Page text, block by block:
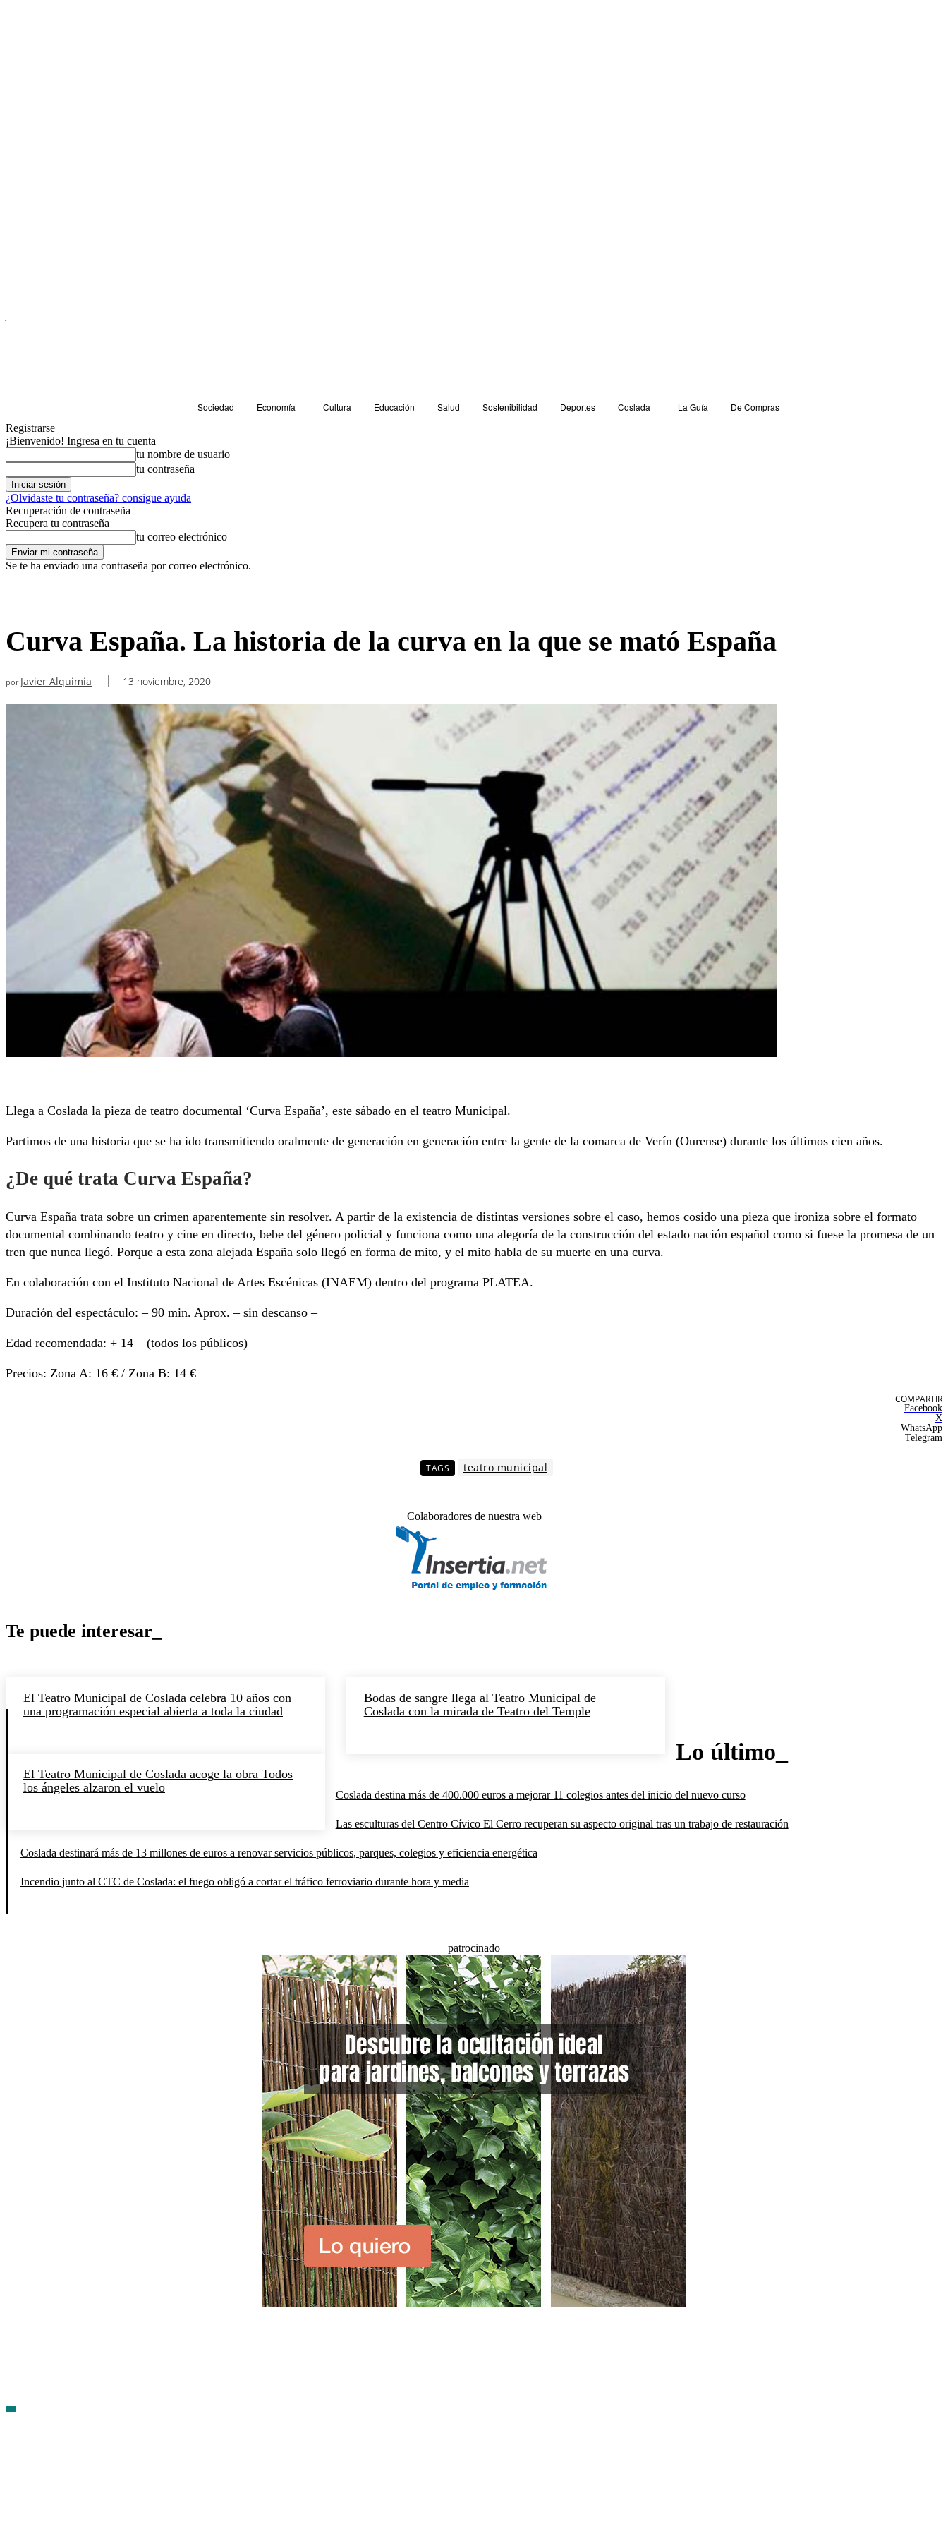
Sociedad Economía Cultura Educación Salud Sostenibilidad Deportes Coslada La Guía
De Compras
Registrarse
¡Bienvenido! Ingresa en tu cuenta
tu nombre de usuario
tu contraseña
¿Olvidaste tu contraseña? consigue ayuda
Recuperación de contraseña
Recupera tu contraseña
tu correo electrónico
Se te ha enviado una contraseña por correo electrónico.
Curva España. La historia de la curva en la que se mató España
por Javier Alquimia 13 noviembre, 2020
Llega a Coslada la pieza de teatro documental ‘Curva España’, este sábado en el teatro Municipal.
Partimos de una historia que se ha ido transmitiendo oralmente de generación en generación entre la gente de la comarca de Verín (Ourense) durante los últimos cien años.
¿De qué trata Curva España?
Curva España trata sobre un crimen aparentemente sin resolver. A partir de la existencia de distintas versiones sobre el caso, hemos cosido una pieza que ironiza sobre el formato
documental combinando teatro y cine en directo, bebe del género policial y funciona como una alegoría de la construcción del estado nación español como si fuese la promesa de un
tren que nunca llegó. Porque a esta zona alejada España solo llegó en forma de mito, y el mito habla de su muerte en una curva.
En colaboración con el Instituto Nacional de Artes Escénicas (INAEM) dentro del programa PLATEA.
Duración del espectáculo: – 90 min. Aprox. – sin descanso –
Edad recomendada: + 14 – (todos los públicos)
Precios: Zona A: 16 € / Zona B: 14 €
COMPARTIR
Facebook
X
WhatsApp
Telegram
TAGS teatro municipal
Colaboradores de nuestra web
Te puede interesar_
El Teatro Municipal de Coslada celebra 10 años con
una programación especial abierta a toda la ciudad
Bodas de sangre llega al Teatro Municipal de
Coslada con la mirada de Teatro del Temple
El Teatro Municipal de Coslada acoge la obra Todos
los ángeles alzaron el vuelo
Lo último_
Coslada destina más de 400.000 euros a mejorar 11 colegios antes del inicio del nuevo curso
Las esculturas del Centro Cívico El Cerro recuperan su aspecto original tras un trabajo de restauración
Coslada destinará más de 13 millones de euros a renovar servicios públicos, parques, colegios y eficiencia energética
Incendio junto al CTC de Coslada: el fuego obligó a cortar el tráfico ferroviario durante hora y media
patrocinado